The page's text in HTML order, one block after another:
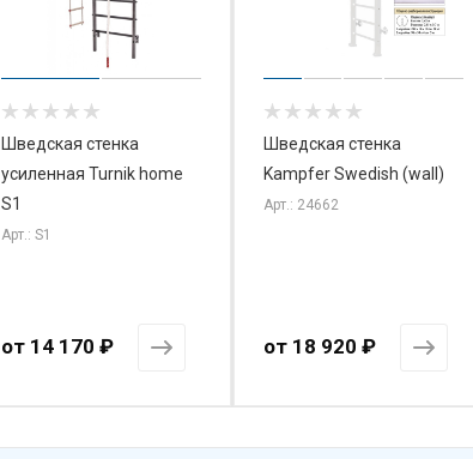
Шведская стенка
усиленная Turnik home
S1
Арт.: S1
от 14 170 ₽
Шведская стенка
Kampfer Swedish (wall)
Арт.: 24662
от 18 920 ₽